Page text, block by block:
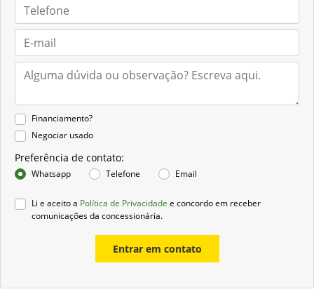
Financiamento?
Negociar usado
Preferência de contato:
Whatsapp Telefone Email
Li e aceito a Política de Privacidade e concordo em receber
comunicações da concessionária.
Entrar em contato